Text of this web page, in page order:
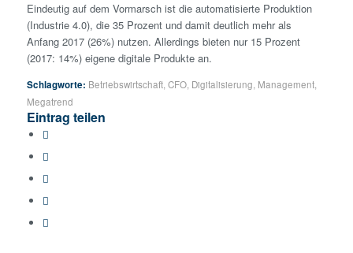
Eindeutig auf dem Vormarsch ist die automatisierte Produktion
(Industrie 4.0), die 35 Prozent und damit deutlich mehr als
Anfang 2017 (26%) nutzen. Allerdings bieten nur 15 Prozent
(2017: 14%) eigene digitale Produkte an.
Schlagworte: Betriebswirtschaft, CFO, Digitalisierung Management,
Megatrend
Eintrag teilen